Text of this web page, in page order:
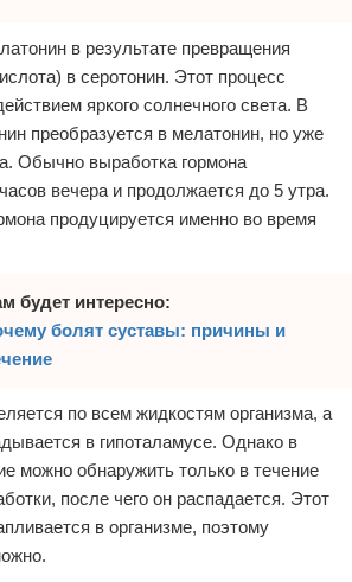
в результате превращения
в серотонин. Этот процесс
яркого солнечного света. В
преобразуется в мелатонин, но уже
Обычно выработка гормона
вечера и продолжается до 5 утра.
продуцируется именно во время
будет интересно:
болят суставы: причины и
по всем жидкостям организма, а
в гипоталамусе. Однако в
можно обнаружить только в течение
после чего он распадается. Этот
в организме, поэтому